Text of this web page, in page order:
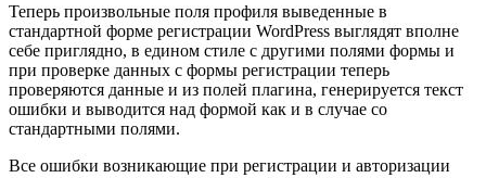
Теперь произвольные поля профиля выведенные в
стандартной форме регистрации WordPress выглядят вполне
себе приглядно, в едином стиле с другими полями формы и
при проверке данных с формы регистрации теперь
проверяются данные и из полей плагина, генерируется текст
ошибки и выводится над формой как и в случае со
стандартными полями.
Все ошибки возникающие при регистрации и авторизации